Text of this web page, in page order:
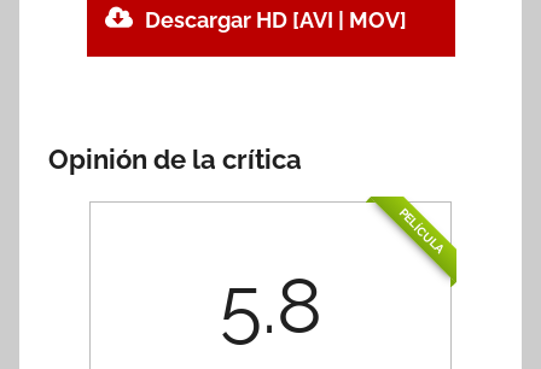
Descargar HD [AVI | MOV]
Opinión de la crítica
PELÍCULA
5.8